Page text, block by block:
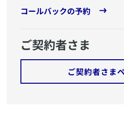
コールバックの予約
ご契約者さま
ご契約者さま